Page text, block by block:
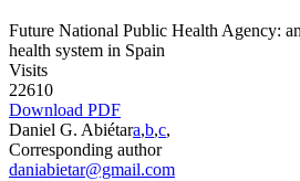
Future National Public Health Agency:
health system in Spain
Visits
22610
Download PDF
Daniel G. Abiétara,b,c,
Corresponding author
daniabietar@gmail.com